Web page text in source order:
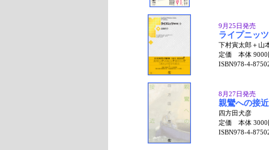
9月25日発売
ライプニッ
下村寅太郎＋山
定価 本体 9000
ISBN978-4-
8月27日発売
親鸞への接近
四方田犬彦
定価 本体 3000
ISBN978-4-